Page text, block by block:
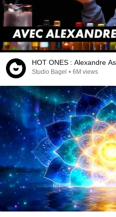
HOT ONES : Alexandre
Studio Bagel • 6M views